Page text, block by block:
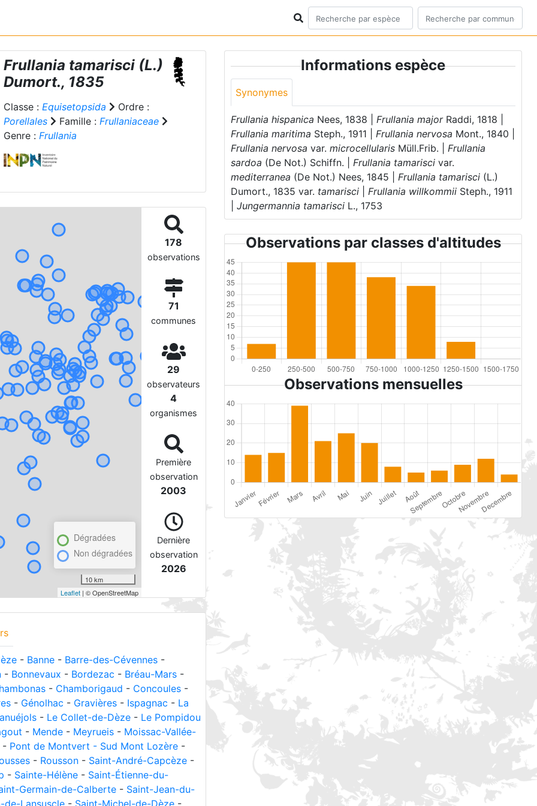
Frullania tamarisci(L.)
Dumort., 1835
Classe : Equisetopsida
Ordre :
Porellales
Famille : Frullaniaceae
Genre : Frullania
Dégradées
Non dégradées
10 km
Leaflet| © OpenStreetMap
178
observations
71
communes
29
observateurs
4
organismes
Première
observation
2003
Dernière
observation
2026
- Banne - Barre-des-Cévennes -
- Bonnevaux - Bordezac - Bréau-Mars -
- Chamborigaud - Concoules -
- Génolhac - Gravières - Ispagnac - La
- Le Collet-de-Dèze - Le Pompidou
- Mende - Meyrueis - Moissac-Vallée-
- Pont de Montvert - Sud Mont Lozère -
- Rousson - Saint-André-Capcèze -
- Sainte-Hélène - Saint-Étienne-du-
Germain-de-Calberte - Saint-Jean-du-
Informations espèce
Synonymes
Frullania hispanica Nees, 1838 |Frullania majorRaddi, 1818 |
Frullania maritima Steph., 1911 |Frullania nervosa Mont., 1840 |
Frullania nervosavar. microcellularis Müll.Frib. |Frullania
sardoa (De Not.) Schiffn. |Frullania tamariscivar.
mediterranea (De Not.) Nees, 1845 |Frullania tamarisci (L.)
Dumort., 1835 var. tamarisci |Frullania willkommii Steph., 1911
|Jungermannia tamarisci L., 1753
Observations par classes d'altitudes
Observations mensuelles